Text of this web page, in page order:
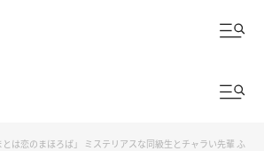
とは恋のまほろば」 ミステリアスな同級生とチャラい先輩 ふ